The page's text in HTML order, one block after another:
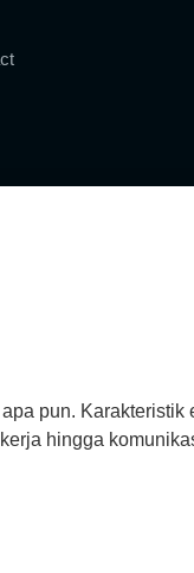
pun.
hingga